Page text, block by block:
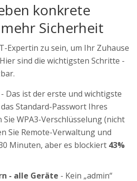
konkrete
Sicherheit
Expertin zu sein, um Ihr Zuhause
sind die wichtigsten Schritte -
- Das ist der erste und wichtigste
Standard-Passwort Ihres
WPA3-Verschlüsselung (nicht
Sie Remote-Verwaltung und
Minuten, aber es blockiert 43%
- alle Geräte - Kein „admin“